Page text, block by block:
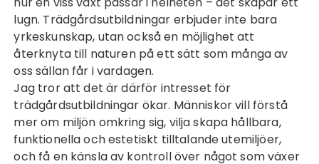
lugn. Trädgårdsutbildningar erbjuder inte bara
yrkeskunskap, utan också en möjlighet att
återknyta till naturen på ett sätt som många av
oss sällan får i vardagen.
Jag tror att det är därför intresset för
trädgårdsutbildningar ökar. Människor vill förstå
mer om miljön omkring sig, vilja skapa hållbara,
funktionella och estetiskt tilltalande utemiljöer,
och få en känsla av kontroll över något som växer